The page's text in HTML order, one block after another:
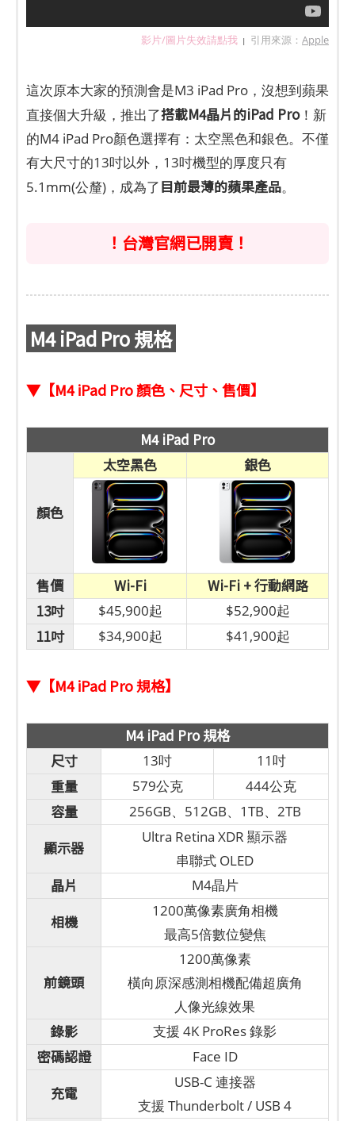
影片/圖片失效請點我 | 引用來源： Apple
這次原本大家的預測會是M3 iPad Pro，沒想到蘋果
直接個大升級，推出了搭載M4晶片的iPad Pro！新
的M4 iPad Pro顏色選擇有：太空黑色和銀色。不僅
有大尺寸的13吋以外，13吋機型的厚度只有
5.1mm(公釐)，成為了目前最薄的蘋果產品。
！台灣官網已開賣！
M4 iPad Pro 規格
▼【M4 iPad Pro 顏色、尺寸、售價】
M4 iPad Pro
顏色
太空黑色 銀色
售價 Wi-Fi
Wi-Fi + 行動網路
13吋
$45,900起 $52,900起
11吋 $34,900起 $41,900起
▼【M4 iPad Pro 規格】
M4 iPad Pro 規格
尺寸
13吋 11吋
重量 579公克 444公克
容量 256GB、512GB、1TB、2TB
顯示器
Ultra Retina XDR 顯示器
串聯式 OLED
晶片 M4晶片
相機
1200萬像素廣角相機
最高5倍數位變焦
前鏡頭
1200萬像素
橫向原深感測相機配備超廣角
人像光線效果
錄影 支援 4K ProRes 錄影
密碼認證 Face ID
充電
USB-C 連接器
支援 Thunderbolt / USB 4